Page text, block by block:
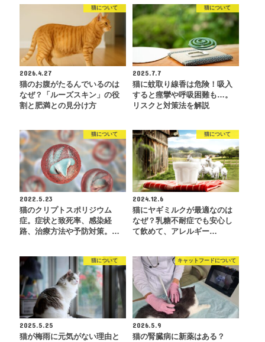
猫について
2026.4.27
猫のお腹がたるんでいるのは
なぜ？「ルーズスキン」の役
割と肥満との見分け方
猫について
2025.7.7
猫に蚊取り線香は危険！吸入
すると痙攣や呼吸困難も…。
リスクと対策法を解説
猫について
2022.5.23
猫のクリプトスポリジウム
症。症状と致死率、感染経
路、治療方法や予防対策。…
猫について
2024.12.6
猫にヤギミルクが最適なのは
なぜ？乳糖不耐症でも安心し
て飲めて、アレルギー…
猫について
2025.5.25
猫が梅雨に元気がない理由と
キャットフードについて
2026.5.9
猫の腎臓病に新薬はある？